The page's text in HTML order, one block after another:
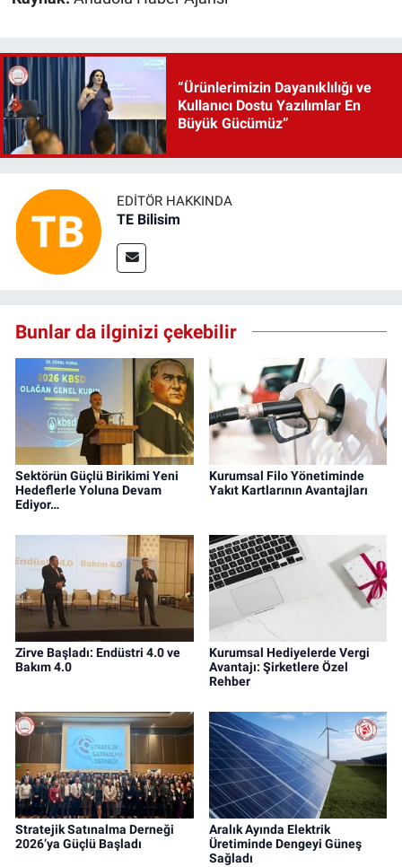
“Ürünlerimizin Dayanıklılığı ve
Kullanıcı Dostu Yazılımlar En
Büyük Gücümüz”
EDITÖR HAKKINDA
TE Bilisim
Bunlar da ilginizi çekebilir
Sektörün Güçlü Birikimi Yeni
Hedeflerle Yoluna Devam
Ediyor…
Kurumsal Filo Yönetiminde
Yakıt Kartlarının Avantajları
Zirve Başladı: Endüstri 4.0 ve
Bakım 4.0
Kurumsal Hediyelerde Vergi
Avantajı: Şirketlere Özel
Rehber
Stratejik Satınalma Derneği
2026’ya Güçlü Başladı
Aralık Ayında Elektrik
Üretiminde Dengeyi Güneş
Sağladı